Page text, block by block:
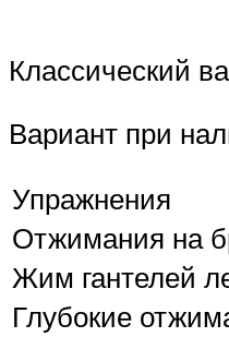
Классический
Вариант при
Упражнения
Отжимания на
Жим гантелей
Глубокие